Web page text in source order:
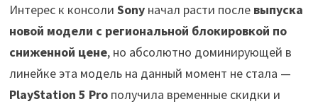
Интерес к консоли Sonyначал расти после выпуска
новой модели с региональной блокировкой по
сниженной цене, но абсолютно доминирующей в
линейке эта модель на данный момент не стала —
PlayStation 5 Proполучила временные скидки и